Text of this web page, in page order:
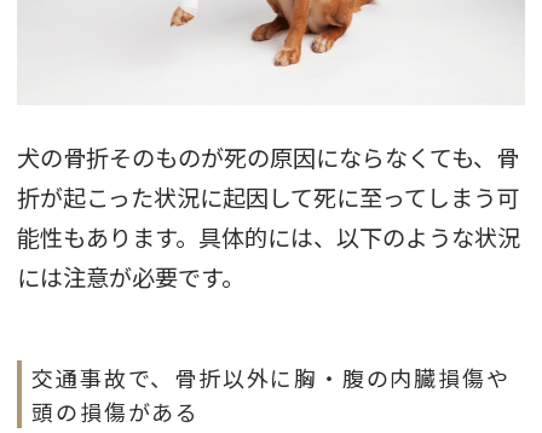
犬の骨折そのものが死の原因にならなくても、骨
折が起こった状況に起因して死に至ってしまう可
能性もあります。具体的には、以下のような状況
には注意が必要です。
交通事故で、骨折以外に胸・腹の内臓損傷や
頭の損傷がある